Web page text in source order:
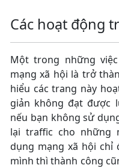
Các hoạt động
Một trong những
mạng xã hội là trở
hiểu các trang này
giản không đạt được
nếu bạn không sử
lại traffic cho những
dụng mạng xã hội chỉ
mình thì thành công